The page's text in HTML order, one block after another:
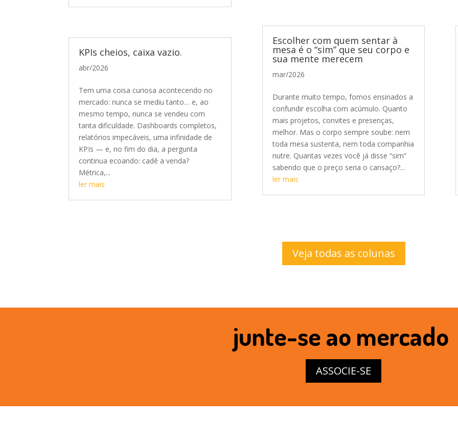
KPIs cheios, caixa vazio.
abr/2026
Tem uma coisa curiosa acontecendo no
mercado: nunca se mediu tanto… e, ao
mesmo tempo, nunca se vendeu com
tanta dificuldade. Dashboards completos,
relatórios impecáveis, uma infinidade de
KPIs — e, no fim do dia, a pergunta
continua ecoando: cadê a venda?
Métrica,...
ler mais
Escolher com quem sentar à
mesa é o “sim” que seu corpo e
sua mente merecem
mar/2026
Durante muito tempo, fomos ensinados a
confundir escolha com acúmulo. Quanto
mais projetos, convites e presenças,
melhor. Mas o corpo sempre soube: nem
toda mesa sustenta, nem toda companhia
nutre. Quantas vezes você já disse “sim”
sabendo que o preço seria o cansaço?...
ler mais
Veja todas as colunas
junte-se ao mercado
ASSOCIE-SE